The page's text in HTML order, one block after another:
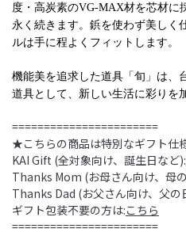
度・高炭素のVG-MAX材を芯材に
永く続きます。鋲を使わず美しく
ルは手に程よくフィットします。
機能美を追求した道具「旬」は、
道具として、新しい生活に彩りを
=======================
★こちらの商品は特別なギフト仕
KAI Gift (全対象向け、誕生日など):
Thanks Mom (お母さん向け、母
Thanks Dad (お父さん向け、父の
ギフト包装不要の方は:こちら
=======================